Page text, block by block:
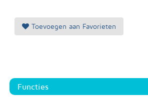
Toevoegen aan Favorieten
Functies